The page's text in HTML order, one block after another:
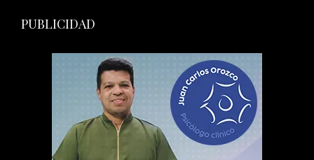
PUBLICIDAD